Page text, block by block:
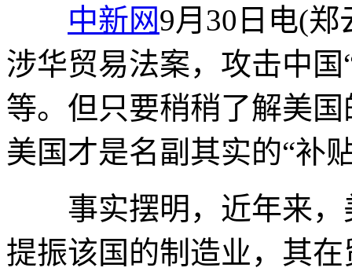
中新网9月30日电(
涉华贸易法案，攻击中国
等。但只要稍稍了解美
美国才是名副其实的“补
事实摆明，近年来，
提振该国的制造业，其